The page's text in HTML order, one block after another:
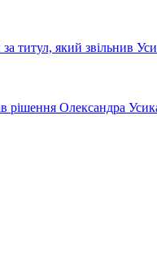
титул, який звільнив
рішення Олександра